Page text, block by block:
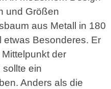
und Größen
aus Metall in 180
etwas Besonderes. Er
der
ein
Anders als die